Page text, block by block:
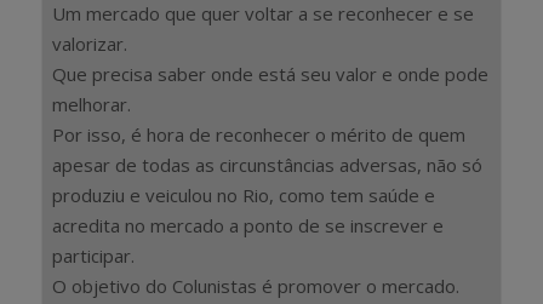
Um mercado que quer voltar a se reconhecer e se
valorizar.
Que precisa saber onde está seu valor e onde pode
melhorar.
Por isso, é hora de reconhecer o mérito de quem
apesar de todas as circunstâncias adversas, não só
produziu e veiculou no Rio, como tem saúde e
acredita no mercado a ponto de se inscrever e
participar.
O objetivo do Colunistas é promover o mercado.